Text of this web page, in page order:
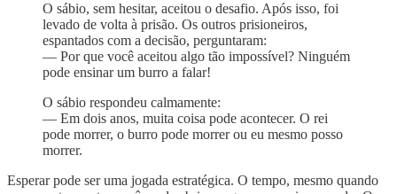
O sábio, sem hesitar, aceitou o desafio. Após isso, foi
levado de volta à prisão. Os outros prisioneiros,
espantados com a decisão, perguntaram:
— Por que você aceitou algo tão impossível? Ninguém
pode ensinar um burro a falar!
O sábio respondeu calmamente:
— Em dois anos, muita coisa pode acontecer. O rei
pode morrer, o burro pode morrer ou eu mesmo posso
morrer.
Esperar pode ser uma jogada estratégica. O tempo, mesmo quando